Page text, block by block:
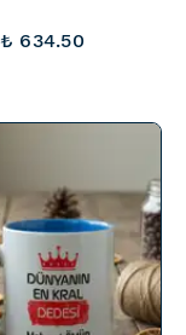
₺ 634.50